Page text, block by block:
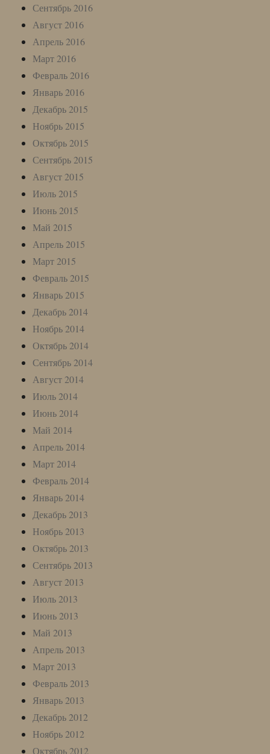
Сентябрь 2016
Август 2016
Апрель 2016
Март 2016
Февраль 2016
Январь 2016
Декабрь 2015
Ноябрь 2015
Октябрь 2015
Сентябрь 2015
Август 2015
Июль 2015
Июнь 2015
Май 2015
Апрель 2015
Март 2015
Февраль 2015
Январь 2015
Декабрь 2014
Ноябрь 2014
Октябрь 2014
Сентябрь 2014
Август 2014
Июль 2014
Июнь 2014
Май 2014
Апрель 2014
Март 2014
Февраль 2014
Январь 2014
Декабрь 2013
Ноябрь 2013
Октябрь 2013
Сентябрь 2013
Август 2013
Июль 2013
Июнь 2013
Май 2013
Апрель 2013
Март 2013
Февраль 2013
Январь 2013
Декабрь 2012
Ноябрь 2012
Октябрь 2012